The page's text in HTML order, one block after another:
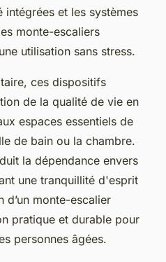
intégrées et les systèmes
monte-escaliers
utilisation sans stress.
ces dispositifs
de la qualité de vie en
espaces essentiels de
de bain ou la chambre.
la dépendance envers
une tranquillité d'esprit
d’un monte-escalier
pratique et durable pour
personnes âgées.